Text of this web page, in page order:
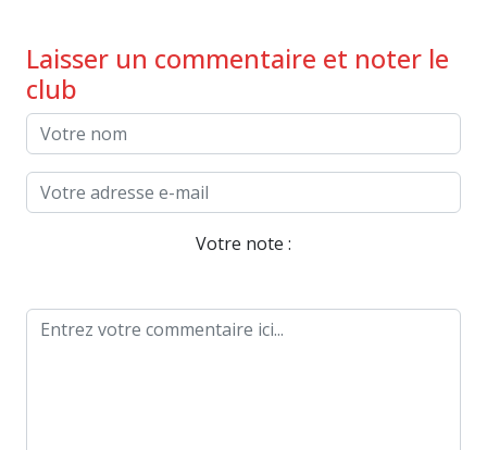
Laisser un commentaire et noter le
club
Votre note :